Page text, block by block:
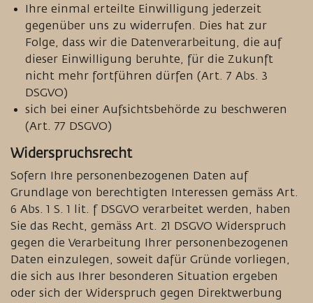
Ihre einmal erteilte Einwilligung jederzeit
gegenüber uns zu widerrufen. Dies hat zur
Folge, dass wir die Datenverarbeitung, die auf
dieser Einwilligung beruhte, für die Zukunft
nicht mehr fortführen dürfen (Art. 7 Abs. 3
DSGVO)
sich bei einer Aufsichtsbehörde zu beschweren
(Art. 77 DSGVO)
Widerspruchsrecht
Sofern Ihre personenbezogenen Daten auf
Grundlage von berechtigten Interessen gemäss Art.
6 Abs. 1 S. 1 lit. f DSGVO verarbeitet werden, haben
Sie das Recht, gemäss Art. 21 DSGVO Widerspruch
gegen die Verarbeitung Ihrer personenbezogenen
Daten einzulegen, soweit dafür Gründe vorliegen,
die sich aus Ihrer besonderen Situation ergeben
oder sich der Widerspruch gegen Direktwerbung